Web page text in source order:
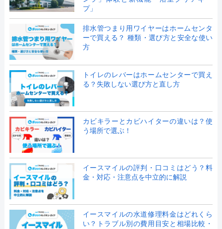
プ」
排水管つまり用ワイヤーはホームセンタ
ーで買える？ 種類・選び方と安全な使い
方
トイレのレバーはホームセンターで買え
る？失敗しない選び方と直し方
カビキラーとカビハイターの違いは？使
う場所で選ぶ！
イースマイルの評判・口コミはどう？料
金・対応・注意点を中立的に解説
イースマイルの水道修理料金はどれくら
い？トラブル別の費用目安と相場比較・